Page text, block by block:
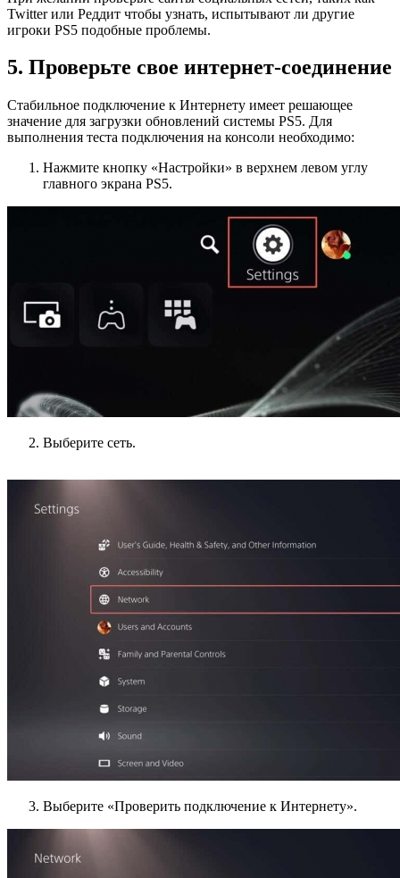
Twitter или Реддит чтобы узнать, испытывают ли другие
игроки PS5 подобные проблемы.
5. Проверьте свое интернет-соединение
Стабильное подключение к Интернету имеет решающее
значение для загрузки обновлений системы PS5. Для
выполнения теста подключения на консоли необходимо:
Нажмите кнопку «Настройки» в верхнем левом углу
главного экрана PS5.
Выберите сеть.
Выберите «Проверить подключение к Интернету».